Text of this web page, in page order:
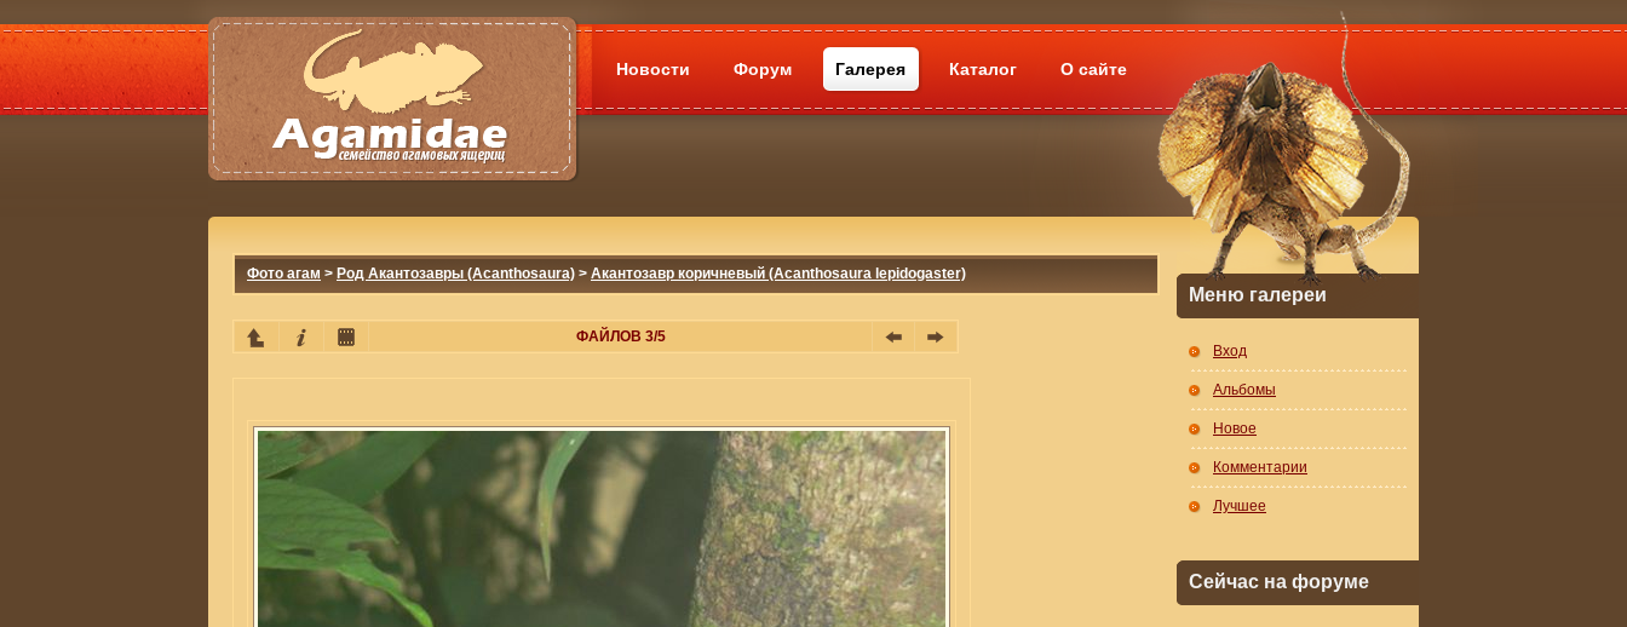
Новости Форум Галерея Каталог О сайте
Фото агам > Род Акантозавры (Acanthosaura) > Акантозавр коричневый (Acanthosaura lepidogaster)
ФАЙЛОВ 3/5
Меню галереи
Вход
Альбомы
Новое
Комментарии
Лучшее
Сейчас на форуме